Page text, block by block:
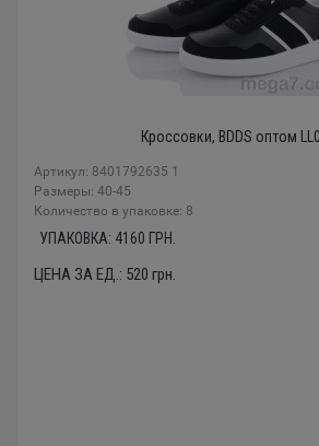
Кроссовки, BDDS оптом
Артикул: 8401792635 1
Размеры: 40-45
Количество в упаковке: 8
УПАКОВКА: 4160 ГРН.
ЦЕНА ЗА ЕД.: 520 грн.